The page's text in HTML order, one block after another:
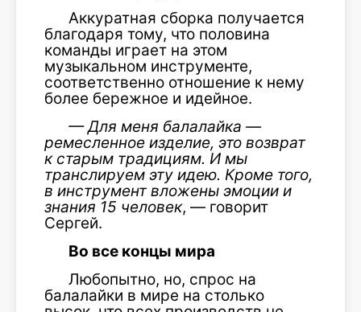
Аккуратная сборка получается
благодаря тому, что половина
команды играет на этом
музыкальном инструменте,
соответственно отношение к нему
более бережное и идейное.
— Для меня балалайка —
ремесленное изделие, это возврат
к старым традициям. И мы
транслируем эту идею. Кроме того,
в инструмент вложены эмоции и
знания 15 человек, — говорит
Сергей.
Во все концы мира
Любопытно, но, спрос на
балалайки в мире на столько